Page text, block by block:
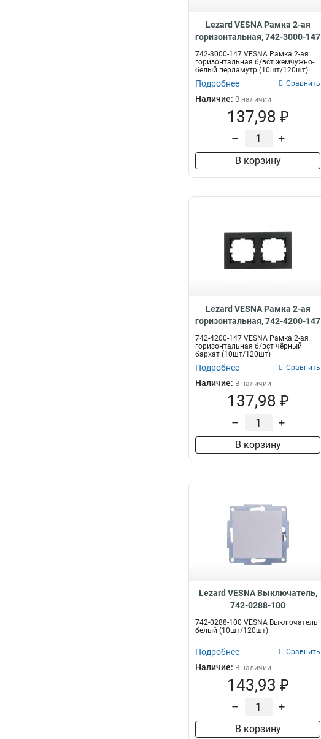
Lezard VESNA Рамка 2-ая
горизонтальная, 742-3000-147
742-3000-147 VESNA Рамка 2-ая
горизонтальная б/вст жемчужно-
белый перламутр (10шт/120шт)
Подробнее Сравнить
Наличие: В наличии
137,98 ₽
– +
В корзину
Lezard VESNA Рамка 2-ая
горизонтальная, 742-4200-147
742-4200-147 VESNA Рамка 2-ая
горизонтальная б/вст чёрный
бархат (10шт/120шт)
Подробнее Сравнить
Наличие: В наличии
137,98 ₽
– +
В корзину
Lezard VESNA Выключатель,
742-0288-100
742-0288-100 VESNA Выключатель
белый (10шт/120шт)
Подробнее Сравнить
Наличие: В наличии
143,93 ₽
– +
В корзину